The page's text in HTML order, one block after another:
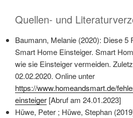
Quellen- und
Baumann, Melanie (2020): Diese 5
Smart Home Einsteiger. Smart
wie sie Einsteiger vermeiden.
02.02.2020. Online unter
https://www.homeandsmart.de/
einsteiger [Abruf am 24.01.2023]
Hüwe, Peter ; Hüwe, Stephan